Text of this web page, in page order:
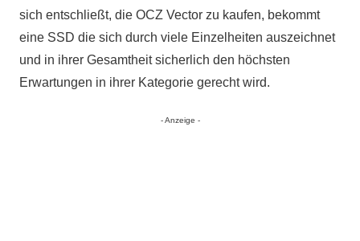
sich entschließt, die OCZ Vector zu kaufen, bekommt
eine SSD die sich durch viele Einzelheiten auszeichnet
und in ihrer Gesamtheit sicherlich den höchsten
Erwartungen in ihrer Kategorie gerecht wird.
- Anzeige -